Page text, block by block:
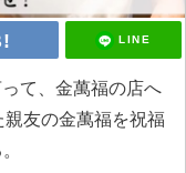
LINE
て、金萬福の店へ
友の金萬福を祝福